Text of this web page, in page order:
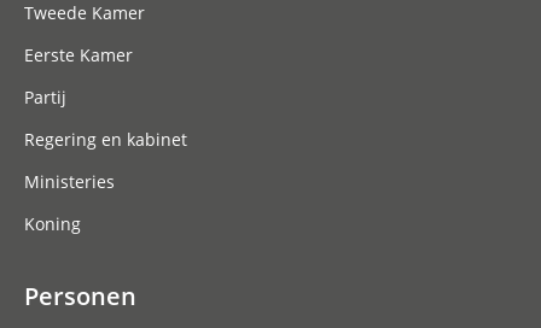
Tweede Kamer
Eerste Kamer
Partij
Regering en kabinet
Ministeries
Koning
Personen